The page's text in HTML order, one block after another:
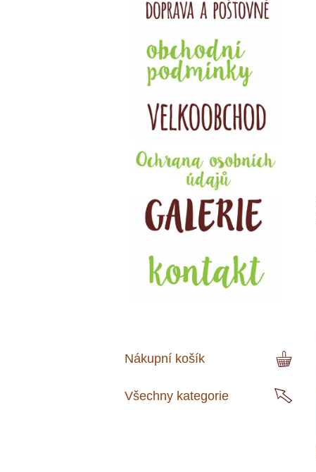
Nákupní košík
Všechny kategorie